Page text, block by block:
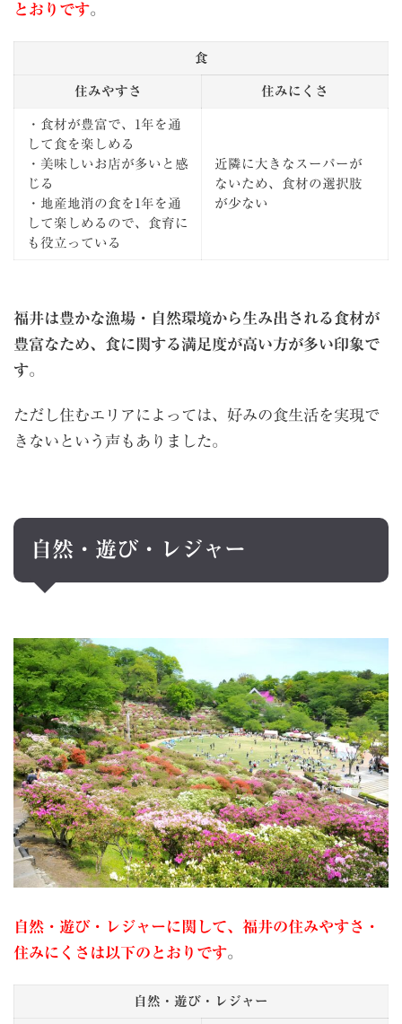
とおりです。
食
住みやすさ 住みにくさ
・食材が豊富で、1年を通
して食を楽しめる
・美味しいお店が多いと感
じる
・地産地消の食を1年を通
して楽しめるので、食育に
も役立っている
近隣に大きなスーパーが
ないため、食材の選択肢
が少ない
福井は豊かな漁場・自然環境から生み出される食材が
豊富なため、食に関する満足度が高い方が多い印象で
す。
ただし住むエリアによっては、好みの食生活を実現で
きないという声もありました。
自然・遊び・レジャー
自然・遊び・レジャーに関して、福井の住みやすさ・
住みにくさは以下のとおりです。
自然・遊び・レジャー